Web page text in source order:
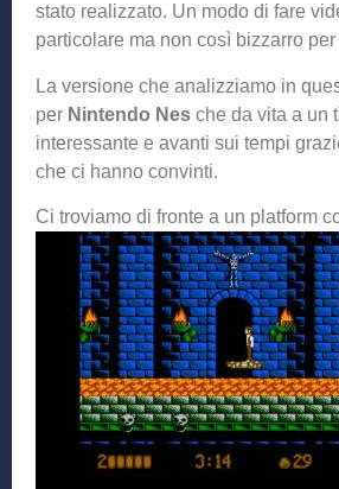
stato realizzato. Un modo di fare
particolare ma non così bizzarro per
La versione che analizziamo in
per Nintendo Nes che da vita a un
interessante e avanti sui tempi
che ci hanno convinti.
Ci troviamo di fronte a un platform